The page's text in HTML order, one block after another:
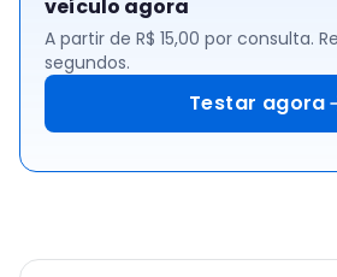
veículo agora
A partir de R$ 15,00 por consulta.
segundos.
Testar agora